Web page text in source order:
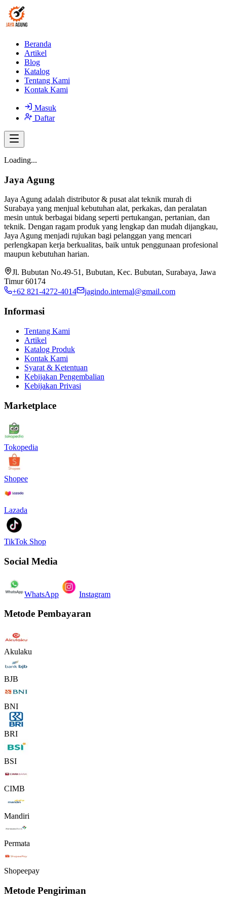
Beranda
Artikel
Blog
Katalog
Tentang Kami
Kontak Kami
Masuk
Daftar
Loading...
Jaya Agung
Jaya Agung adalah distributor & pusat alat teknik murah di
Surabaya yang menjual kebutuhan alat, perkakas, dan peralatan
mesin untuk berbagai bidang seperti pertukangan, pertanian, dan
teknik. Dengan ragam produk yang lengkap dan mudah dijangkau,
Jaya Agung menjadi rujukan bagi pelanggan yang mencari
perlengkapan kerja berkualitas, baik untuk penggunaan profesional
maupun kebutuhan harian.
Jl. Bubutan No.49-51, Bubutan, Kec. Bubutan, Surabaya, Jawa
Timur 60174
+62 821-4272-4014
jagindo.internal@gmail.com
Informasi
Tentang Kami
Artikel
Katalog Produk
Kontak Kami
Syarat & Ketentuan
Kebijakan Pengembalian
Kebijakan Privasi
Marketplace
Tokopedia
Shopee
Lazada
TikTok Shop
Social Media
WhatsApp Instagram
Metode Pembayaran
Akulaku
BJB
BNI
BRI
BSI
CIMB
Mandiri
Permata
Shopeepay
Metode Pengiriman